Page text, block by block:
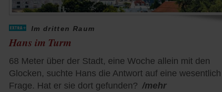
Im dritten Raum
Hans im Turm
68 Meter über der Stadt, eine Woche allein mit den
Glocken, suchte Hans die Antwort auf eine wesentlich
Frage. Hat er sie dort gefunden? /mehr